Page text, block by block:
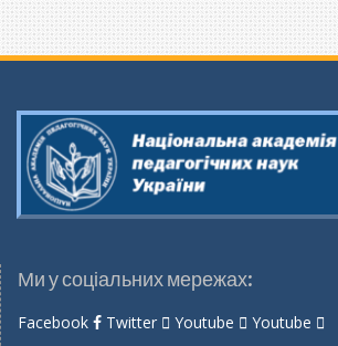
Ми у соціальних мережах:
Facebook Twitter Youtube Youtube